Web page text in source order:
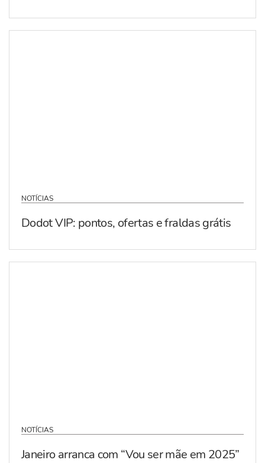
NOTÍCIAS
Dodot VIP: pontos, ofertas e fraldas grátis
NOTÍCIAS
Janeiro arranca com “Vou ser mãe em 2025”